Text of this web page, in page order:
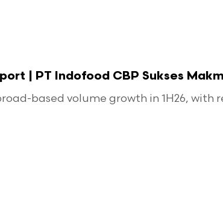
| PT Indofood CBP Sukses
based volume growth in 1H26, with